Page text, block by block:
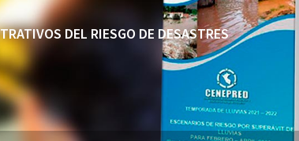
DEL RIESGO DE DESASTRES